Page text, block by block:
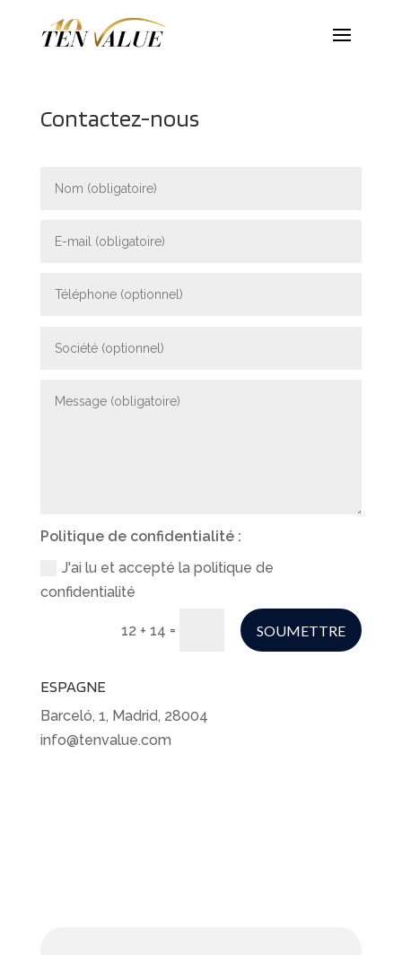
Contactez-nous
Politique de confidentialité :
J'ai lu et accepté la politique de
confidentialité
12 + 14 = SOUMETTRE
ESPAGNE
Barceló, 1, Madrid, 28004
info@tenvalue.com